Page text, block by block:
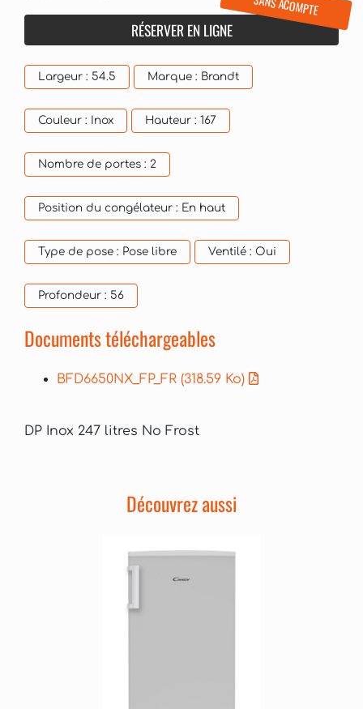
RÉSERVER EN LIGNE
Largeur : 54.5 Marque : Brandt
Couleur : Inox Hauteur : 167
Nombre de portes : 2
Position du congélateur : En haut
Type de pose : Pose libre Ventilé : Oui
Profondeur : 56
Documents téléchargeables
BFD6650NX_FP_FR (318.59 Ko)
DP Inox 247 litres No Frost
Découvrez aussi